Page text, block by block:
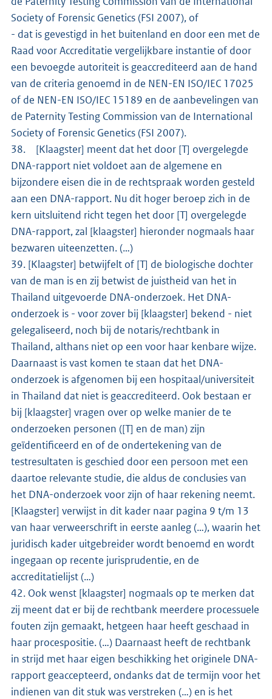
Society of Forensic Genetics (FSI 2007), of
- dat is gevestigd in het buitenland en door een met de
Raad voor Accreditatie vergelijkbare instantie of door
een bevoegde autoriteit is geaccrediteerd aan de hand
van de criteria genoemd in de NEN-EN ISO/IEC 17025
of de NEN-EN ISO/IEC 15189 en de aanbevelingen van
de Paternity Testing Commission van de International
Society of Forensic Genetics (FSI 2007).
38. [Klaagster] meent dat het door [T] overgelegde
DNA-rapport niet voldoet aan de algemene en
bijzondere eisen die in de rechtspraak worden gesteld
aan een DNA-rapport. Nu dit hoger beroep zich in de
kern uitsluitend richt tegen het door [T] overgelegde
DNA-rapport, zal [klaagster] hieronder nogmaals haar
bezwaren uiteenzetten. (…)
39. [Klaagster] betwijfelt of [T] de biologische dochter
van de man is en zij betwist de juistheid van het in
Thailand uitgevoerde DNA-onderzoek. Het DNA-
onderzoek is - voor zover bij [klaagster] bekend - niet
gelegaliseerd, noch bij de notaris/rechtbank in
Thailand, althans niet op een voor haar kenbare wijze.
Daarnaast is vast komen te staan dat het DNA-
onderzoek is afgenomen bij een hospitaal/universiteit
in Thailand dat niet is geaccrediteerd. Ook bestaan er
bij [klaagster] vragen over op welke manier de te
onderzoeken personen ([T] en de man) zijn
geïdentificeerd en of de ondertekening van de
testresultaten is geschied door een persoon met een
daartoe relevante studie, die aldus de conclusies van
het DNA-onderzoek voor zijn of haar rekening neemt.
[Klaagster] verwijst in dit kader naar pagina 9 t/m 13
van haar verweerschrift in eerste aanleg (…), waarin het
juridisch kader uitgebreider wordt benoemd en wordt
ingegaan op recente jurisprudentie, en de
accreditatielijst (…)
42. Ook wenst [klaagster] nogmaals op te merken dat
zij meent dat er bij de rechtbank meerdere processuele
fouten zijn gemaakt, hetgeen haar heeft geschaad in
haar procespositie. (…) Daarnaast heeft de rechtbank
in strijd met haar eigen beschikking het originele DNA-
rapport geaccepteerd, ondanks dat de termijn voor het
indienen van dit stuk was verstreken (…) en is het